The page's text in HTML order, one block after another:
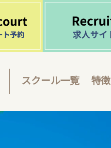
スクール一覧 特徴